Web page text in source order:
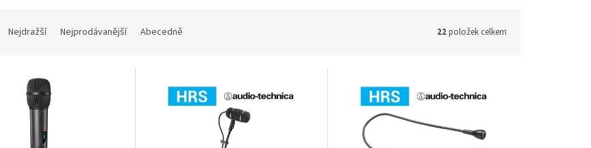
Nejdražší Nejprodávanější Abecedně 22položek celkem